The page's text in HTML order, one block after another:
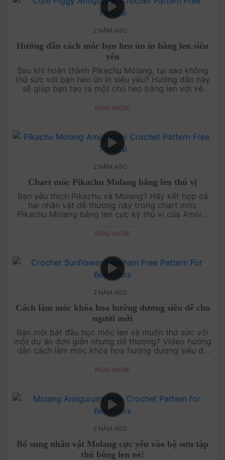
2 NĂM AGO
Hướng dẫn cách móc bạn heo ủn ỉn bằng len siêu
yêu
Sau khi hoàn thành Pikachu Molang, tại sao không
thử sức với bạn heo ủn ỉn siêu yêu? Hướng dẫn này
sẽ giúp bạn tạo ra một chú heo bằng len với vẻ
trang t....
READ MORE
2 NĂM AGO
Chart móc Pikachu Molang bằng len thú vị
Bạn yêu thích Pikachu và Molang? Hãy kết hợp cả
hai nhân vật dễ thương này trong chart móc
Pikachu Molang bằng len cực kỳ thú vị của Amivui
ngay một....
READ MORE
2 NĂM AGO
Cách làm móc khóa hoa hướng dương siêu dễ cho
người mới
Bạn mới bắt đầu học móc len và muốn thử sức với
một dự án đơn giản nhưng dễ thương? Video hướng
dẫn cách làm móc khóa hoa hướng dương siêu dễ
dẫn từng bước ....
READ MORE
2 NĂM AGO
Bổ sung nhân vật Molang cực yêu vào bộ sưu tập
thú bông len nè!